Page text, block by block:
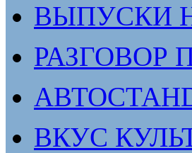
ВЫПУСКИ
РАЗГОВОР
ВКУС